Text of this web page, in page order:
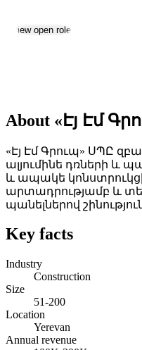
View open roles
About «Էյ Էմ
«Էյ Էմ Գրուպ» ՍՊԸ
ալյումինե դռների և
և ապակե
արտադրությամբ և
պանելներով
Key facts
Industry
Construction
Size
51-200
Location
Yerevan
Annual revenue